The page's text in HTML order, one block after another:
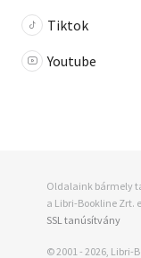
Tiktok
Youtube
Oldalaink bármely
a Libri-Bookline Zrt.
SSL tanúsítvány
© 2001 - 2026,